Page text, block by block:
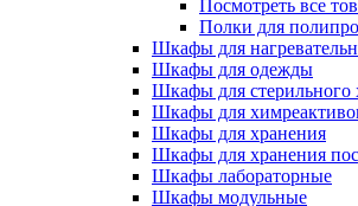
Посмотреть все
Полки для
Шкафы для
Шкафы для одежды
Шкафы для стерильного
Шкафы для
Шкафы для хранения
Шкафы для хранения
Шкафы лабораторные
Шкафы модульные